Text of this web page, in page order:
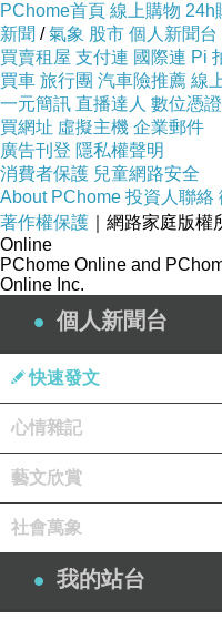
作者簡介
詹姆士．達許納（James
生於美國喬治亞州，畢
University，即《暮光之城》
的青少年奇幻小說家。前一
Curious Letters）曾獲選2008
「原創新聲選書」（Original
Shadow Mountain Press選讀作
譯者簡介
陳錦慧
書籍，曾任平面媒體記者十餘
PChome首頁 線上購物 24h
新聞 /氣象 股市 個人新聞台
買賣租屋 支付連 國際連 Pi
買車 旅行團 汽車險推薦 線
一元簡訊 直播達人 數位憑證
買網址 虛擬主機 企業郵件
廣告刊登 隱私權聲明
消費者保護 兒童網路安全
About PChome 投資人聯絡
著作權保護 ｜網路家庭版
Online
PChome Online and
Online Inc.
個人新聞台
快速發文
心情雜記
藝文欣賞
社會萬象
我的站台